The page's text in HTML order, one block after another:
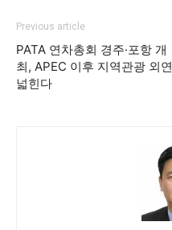
Previous article
PATA 연차총회 경주·포항 개
최, APEC 이후 지역관광 외연
넓힌다